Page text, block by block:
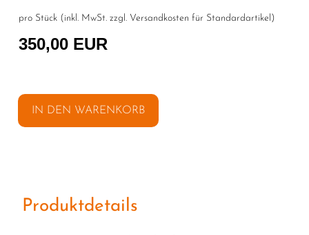
pro Stück (inkl. MwSt. zzgl. Versandkosten für Standardartikel )
350,00 EUR
IN DEN WARENKORB
Produktdetails